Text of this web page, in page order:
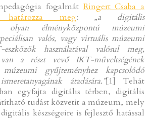
fogalmát Ringert Csaba a
határozza meg: „a digitális
olyan élményközpontú múzeumi
valós, vagy virtuális múzeumi
használatával valósul meg,
van a részt vevő IKT-műveltségének
gyűjteményhez kapcsolódó
átadására.”[1] Tehát
egyfajta digitális térben, digitális
tudást közvetít a múzeum, mely
készségeire is fejlesztő hatással